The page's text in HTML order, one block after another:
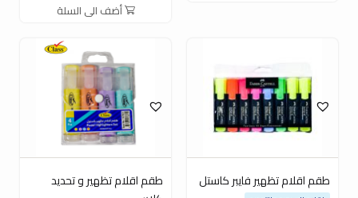
أضف الى السلة
طقم اقلام تظهير فايبر كاستل
طقم اقلام تظهير و تحديد